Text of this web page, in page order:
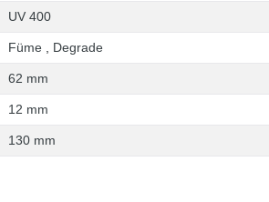
UV 400
Füme Degrade
62 mm
12 mm
130 mm